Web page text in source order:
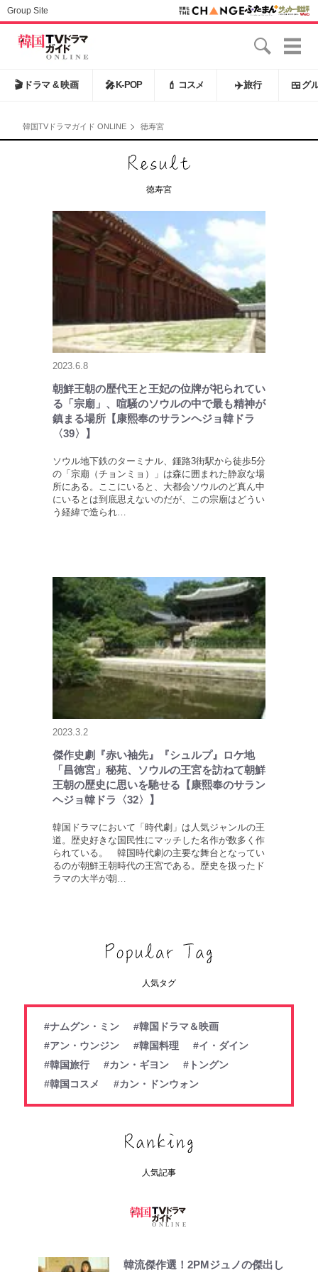
Group Site
🎬 ドラマ & 映画 🎤 K-POP 💄 コスメ ✈️旅行 🍱 グ
韓国TVドラマガイド ONLINE 徳寿宮
徳寿宮
2023.6.8
朝鮮王朝の歴代王と王妃の位牌が祀られてい
る「宗廟」、喧騒のソウルの中で最も精神が
鎮まる場所【康熙奉のサランヘジョ韓ドラ
〈39〉】
ソウル地下鉄のターミナル、鍾路3街駅から徒歩5分
の「宗廟（チョンミョ）」は森に囲まれた静寂な場
所にある。ここにいると、大都会ソウルのど真ん中
にいるとは到底思えないのだが、この宗廟はどうい
う経緯で造られ…
2023.3.2
傑作史劇『赤い袖先』『シュルプ』ロケ地
「昌徳宮」秘苑、ソウルの王宮を訪ねて朝鮮
王朝の歴史に思いを馳せる【康熙奉のサラン
ヘジョ韓ドラ〈32〉】
韓国ドラマにおいて「時代劇」は人気ジャンルの王
道。歴史好きな国民性にマッチした名作が数多く作
られている。 韓国時代劇の主要な舞台となってい
るのが朝鮮王朝時代の王宮である。歴史を扱ったド
ラマの大半が朝…
人気タグ
#ナムグン・ミン
#韓国ドラマ＆映画
#アン・ウンジン
#韓国料理
#イ・ダイン
#韓国旅行
#カン・ギヨン
#トングン
#韓国コスメ
#カン・ドンウォン
人気記事
韓流傑作選！2PMジュノの傑出し